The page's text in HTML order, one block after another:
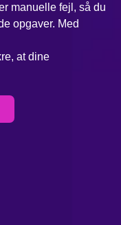
manuelle fejl, så du
opgaver. Med
at dine